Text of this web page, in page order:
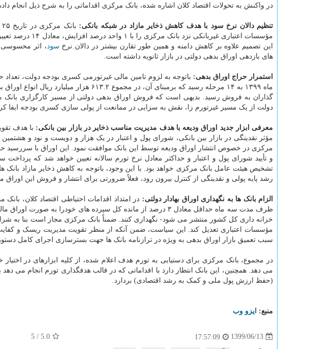
در واکنش به تحولات اقتصاد کلان اشاره شده، بانک مرکزی اقداماتی را به شرح ذیل انجام
تنظیم دالان نرخ سود با هدف کاهش ذخایر مازاد در شبکه بانکی:
مؤسسات اعتباری
این تصمیم علاوه بر کاهش دامنه و همین طور تقارن بیشتر در دالان نرخ سود، اثر محسوسی
های بازدهی اوراق بدهی دولتی در بازار ثانویه داشته است.
استمرار حراج اوراق بدهی:
ماه ۱۳۹۹ به ۱۴ مرحله رسید که برمبنای آن، در
گذاران به فروش رسید. بدیهی است که فروش اوراق بدهی دولتی از مسیر کارگزاری بانک
دولت از یک مسیر غیرتورم زا، نقش به سزایی در ممانعت از پولی سازی کسری بودجه ایفا
معرفی ابزار جدید اوراق ودیعه با هدف مدیریت مناسب ذخایر در بازار بین بانکی: با هدف
مرکزی در خصوص انتشار اوراق ودیعه توسط این بانک موافقت نمود. این اوراق با سررسید
و تأیید شورای پول و اعتبار و حداکثر معادل نرخ تورم سالانه تعیین خواهد شد که
تشخیص هیئت عامل بانک مرکزی خواهد بود. با این وجود، باتوجه به کاهش ذخایر مازاد بانک ها
رشد پایه پولی و نقدینگی از کنترل بیرون رود، فعلاً ضرورتی برای انتشار و فروش این
الزام بانک ها به نگهداری اوراق بهادار دولتی: در امتداد اقدامات احتیاطی اقتصاد کلان،
ظرف مدت سه ماه حداقل معادل ۳ درصد از مانده کل سپرده های خودرا
خزانه داری کل کشور منتشر می شود- نگهداری کنند. ضمناً بانک مرکزی مجاز است بنا به
مؤسسات اعتباری تعدیل کند. این سیاست، ضمن آنکه از منظر تقویت مدیریت ریسک و کفایت
سبب تعمیق بازار اوراق بدهی به ویژه در ترازنامه بانک ها جهت بسترسازی اجرای کامل
در مجموع، بانک مرکزی برای دستیابی به تورم هدف اعلام شده، از کلیه ابزارهای در
می دهد. همچنین، این بانک انتظار دارد با اقداماتی که در قالب هدفگذاری تورم انجام می
(حفظ ارزش پول ملی و کمک به رشد اقتصادی) بردارد.
منبع: ایزو وب
1399/06/13
17:57:09
5.0
/
5